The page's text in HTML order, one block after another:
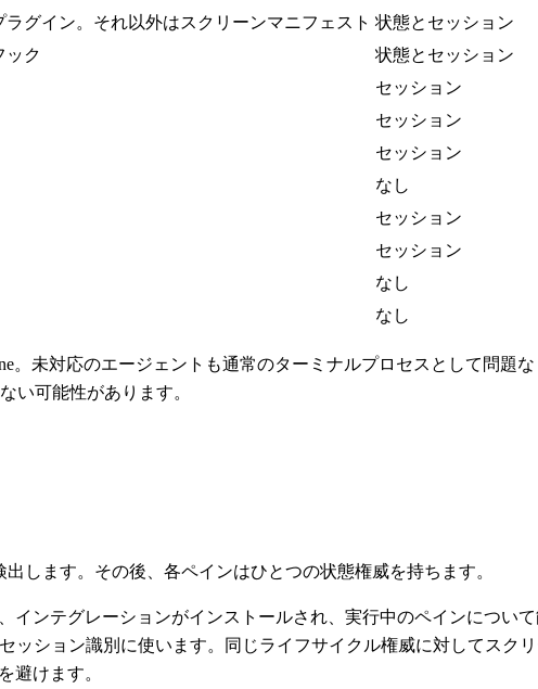
グイン。それ以外はスクリーンマニフェスト 状態とセッション
ック
状態とセッション
セッション
セッション
セッション
なし
セッション
セッション
なし
なし
。未対応のエージェントも通常のターミナルプロセスとして問題
い可能性があります。
します。その後、各ペインはひとつの状態権威を持ちます。
ンテグレーションがインストールされ、実行中のペインについ
ッション識別に使います。同じライフサイクル権威に対してスク
避けます。